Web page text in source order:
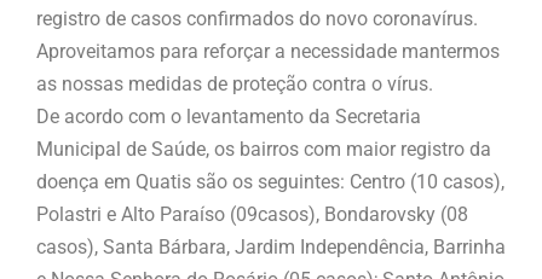
registro de casos confirmados do novo coronavírus.
Aproveitamos para reforçar a necessidade mantermos
as nossas medidas de proteção contra o vírus.
De acordo com o levantamento da Secretaria
Municipal de Saúde, os bairros com maior registro da
doença em Quatis são os seguintes: Centro (10 casos),
Polastri e Alto Paraíso (09casos), Bondarovsky (08
casos), Santa Bárbara, Jardim Independência, Barrinha